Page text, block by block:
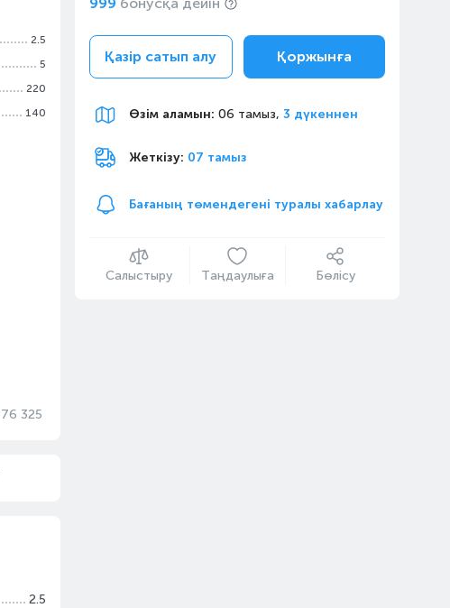
2.5
5
220
140
76 325
Қазір сатып алу Қоржынға
Өзім аламын: 06 тамыз, 3 дүкеннен
Жеткізу: 07 тамыз
Бағаның төмендегені туралы хабарлау
Салыстыру Таңдаулыға Бөлісу
2.5